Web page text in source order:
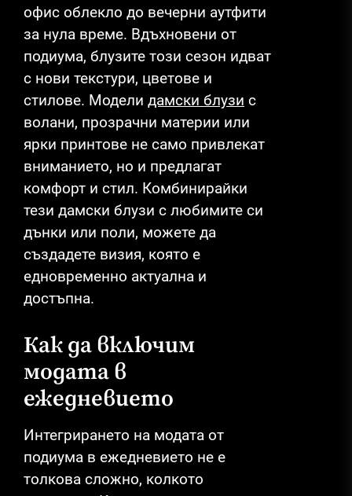
офис облекло до вечерни аутфити
за нула време. Вдъхновени от
подиума, блузите този сезон идват
с нови текстури, цветове и
стилове. Модели дамски блузи с
волани, прозрачни материи или
ярки принтове не само привлекат
вниманието, но и предлагат
комфорт и стил. Комбинирайки
тези дамски блузи с любимите си
дънки или поли, можете да
създадете визия, която е
едновременно актуална и
достъпна.
Как да включим
модата в
ежедневието
Интегрирането на модата от
подиума в ежедневието не е
толкова сложно, колкото